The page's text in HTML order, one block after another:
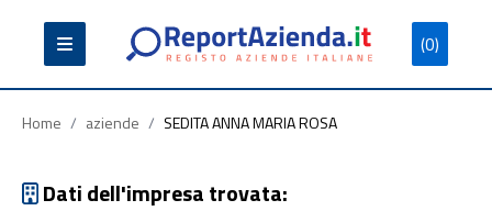
(0)
Partita
Iva
Codice
Fiscale
Ragione
Sociale
Home / aziende / SEDITA ANNA MARIA ROSA
Dati dell'impresa trovata: